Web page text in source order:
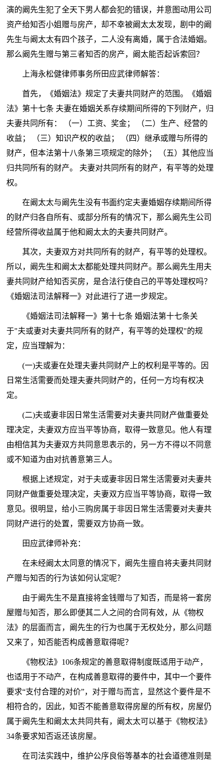
演的阚先生犯了全天下男人都会犯的错误，并意图动用公司
资产给知否小姐赠与房产，却不幸被阚太太发现，剧中的阚
先生与阚太太有四个孩子，二人没有离婚，属于合法婚姻。
那么阚先生赠与第三者知否的房产，阚太能否起诉索回？
上海永松健律师事务所田应武律师解答：
首先，《婚姻法》规定了夫妻共同财产的范围。《婚姻
法》第十七条 夫妻在婚姻关系存续期间所得的下列财产，归
夫妻共同所有： （一）工资、奖金； （二）生产、经营的
收益； （三）知识产权的收益； （四）继承或赠与所得的
财产，但本法第十八条第三项规定的除外； （五）其他应当
归共同所有的财产。 夫妻对共同所有的财产，有平等的处理
权。
在阚太太与阚先生没有书面约定夫妻婚姻存续期间所得
的财产归各自所有、或部分所有的情况下，那么阚先生公司
经营所得收益属于他和阚太太的夫妻共同财产。
其次，夫妻双方对共同所有的财产，有平等的处理权。
所以，阚先生和阚太太都能处理共同财产。那么阚先生用夫
妻共同财产给知否买房，是合法行使自己的平等处理权吗？
《婚姻法司法解释一》对此进行了进一步规定。
《婚姻法司法解释一》第十七条 婚姻法第十七条关
于"夫或妻对夫妻共同所有的财产，有平等的处理权"的规
定，应当理解为：
(一)夫或妻在处理夫妻共同财产上的权利是平等的。因
日常生活需要而处理夫妻共同财产的，任何一方均有权决
定。
(二)夫或妻非因日常生活需要对夫妻共同财产做重要处
理决定，夫妻双方应当平等协商，取得一致意见。他人有理
由相信其为夫妻双方共同意思表示的，另一方不得以不同意
或不知道为由对抗善意第三人。
根据上述规定，对于夫或妻非因日常生活需要对夫妻共
同财产做重要处理决定，夫妻双方应当平等协商，取得一致
意见。很明显，给小三购房属于非因日常生活需要对夫妻共
同财产进行的处置，需要双方协商一致。
田应武律师补充：
在未经阚太太同意的情况下，阚先生擅自将夫妻共同财
产赠与知否的行为该如何认定呢？
由于阚先生不是直接将金钱赠与了知否，而是将一套房
屋赠与知否，那么即便其二人之间的合同有效，从《物权
法》的层面而言，阚先生的行为也属于无权处分，那么问题
又来了，知否能否构成善意取得呢？
《物权法》106条规定的善意取得制度既适用于动产，
也适用于不动产，在构成善意取得的要件中，其中一个要件
要求“支付合理的对价”，对于赠与而言，显然这个要件是不
相符合的，因此，知否不能善意取得房屋的所有权，房屋仍
属于阚先生和阚太太共同共有，阚太太可以基于《物权法》
34条要求知否返还该房屋。
在司法实践中，维护公序良俗等基本的社会道德准则是